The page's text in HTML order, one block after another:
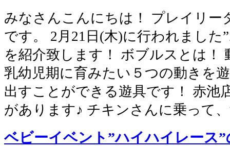
みなさんこんにちは！ プレイリー
です。 2月21日(木)に行われました
を紹介致します！ ボブルスとは！
乳幼児期に育みたい５つの動きを
出すことができる遊具です！ 赤池
があります♪ チキンさんに乗って
ベビーイベント”ハイハイレース”